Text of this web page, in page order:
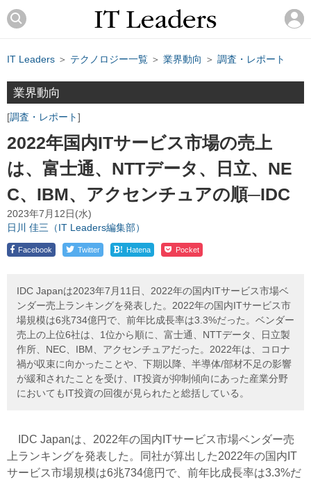
IT Leaders ＞ テクノロジー一覧 ＞ 業界動向 ＞ 調査・レポート
業界動向
調査・レポート
2022年国内ITサービス市場の売上
は、富士通、NTTデータ、日立、NE
C、IBM、アクセンチュアの順─IDC
2023年7月12日(水)
日川 佳三（IT Leaders編集部）
Facebook Twitter ! Hatena Pocket
IDC Japanは2023年7月11日、2022年の国内ITサービス市場ベ
ンダー売上ランキングを発表した。2022年の国内ITサービス市
場規模は6兆734億円で、前年比成長率は3.3%だった。ベンダー
売上の上位6社は、1位から順に、富士通、NTTデータ、日立製
作所、NEC、IBM、アクセンチュアだった。2022年は、コロナ
禍が収束に向かったことや、下期以降、半導体/部材不足の影響
が緩和されたことを受け、IT投資が抑制傾向にあった産業分野
においてもIT投資の回復が見られたと総括している。
IDC Japanは、2022年の国内ITサービス市場ベンダー売
上ランキングを発表した。同社が算出した2022年の国内IT
サービス市場規模は6兆734億円で、前年比成長率は3.3%だ